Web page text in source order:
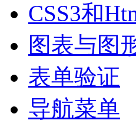
CSS3和
图表与图
表单验证
导航菜单